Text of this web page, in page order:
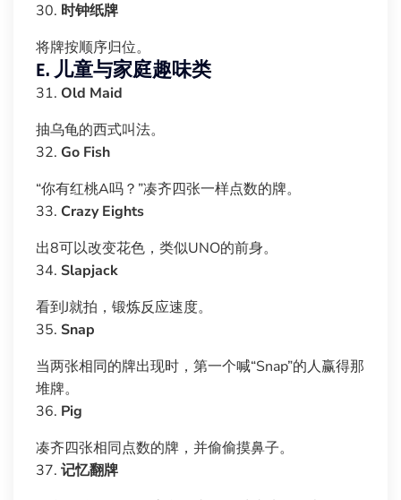
30. 时钟纸牌
将牌按顺序归位。
E. 儿童与家庭趣味类
31. Old Maid
抽乌龟的西式叫法。
32. Go Fish
“你有红桃A吗？”凑齐四张一样点数的牌。
33. Crazy Eights
出8可以改变花色，类似UNO的前身。
34. Slapjack
看到J就拍，锻炼反应速度。
35. Snap
当两张相同的牌出现时，第一个喊“Snap”的人赢得那
堆牌。
36. Pig
凑齐四张相同点数的牌，并偷偷摸鼻子。
37. 记忆翻牌